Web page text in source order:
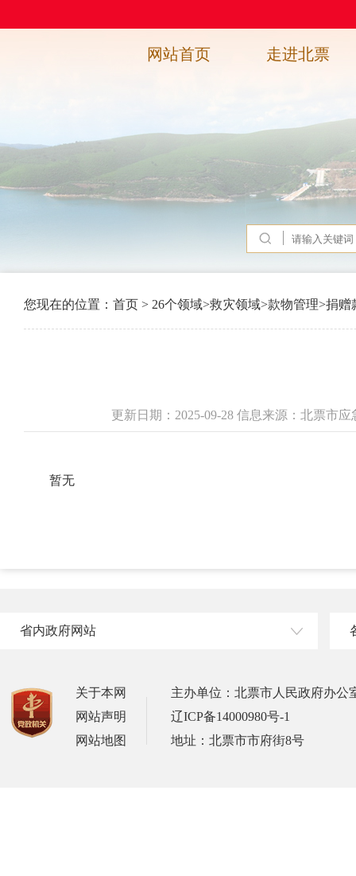
网站首页 走进北票
您现在的位置： 首页 > 26个领域>救灾领域>款物管理>捐赠
更新日期：2025-09-28 信息来源：北票市
暂无
省内政府网站
关于本网
网站声明
网站地图
主办单位：北票市人民政府办公
辽ICP备14000980号-1
地址：北票市市府街8号